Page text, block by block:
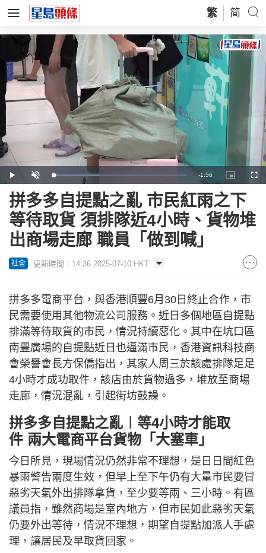
繁 简
Play Unmute Loaded:
35.00%
Remaining
Time
-1:56
Picture-
in-
拼多多自提點之亂 市民紅雨之下
等待取貨 須排隊近4小時、貨物堆
出商場走廊 職員「做到喊」
社會 更新時間：14:36 2025-07-10 HKT
拼多多電商平台，與香港順豐6月30日終止合作，市
民需要使用其他物流公司服務。近日多個地區自提點
排滿等待取貨的市民，情況持續惡化。其中在坑口區
南豐廣場的自提點近日也逼滿市民，香港資訊科技商
會榮譽會長方保僑指出，其家人周三於該處排隊足足
4小時才成功取件，該店由於貨物過多，堆放至商場
走廊，情況混亂，引起街坊鼓譟。
拼多多自提點之亂︱等4小時才能取
件 兩大電商平台貨物「大塞車」
今日所見，現場情況仍然非常不理想，是日日間紅色
暴雨警告兩度生效，但早上至下午仍有大量市民要冒
惡劣天氣外出排隊拿貨，至少要等兩、三小時。有區
議員指，雖然商場是室內地方，但市民如此惡劣天氣
仍要外出等待，情況不理想，期望自提點加派人手處
理，讓居民及早取貨回家。